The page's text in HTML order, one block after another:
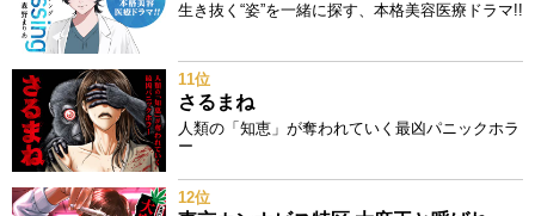
生き抜く“姿”を一緒に探す、本格美容医療ドラマ!!
11位
さるまね
人類の「知恵」が奪われていく最凶パニックホラ
ー
12位